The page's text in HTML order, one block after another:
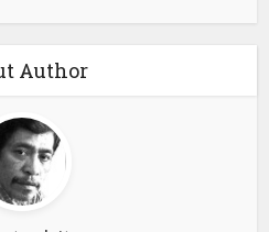
Author